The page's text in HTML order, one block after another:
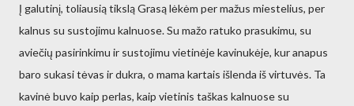
Į galutinį, toliausią tikslą Grasą lėkėm per mažus miestelius, per
kalnus su sustojimu kalnuose. Su mažo ratuko prasukimu, su
aviečių pasirinkimu ir sustojimu vietinėje kavinukėje, kur anapus
baro sukasi tėvas ir dukra, o mama kartais išlenda iš virtuvės. Ta
kavinė buvo kaip perlas, kaip vietinis taškas kalnuose su